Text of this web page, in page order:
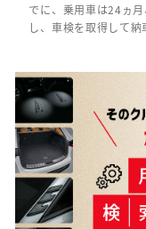
でに、乗用車は24ヵ
し、車検を取得して納